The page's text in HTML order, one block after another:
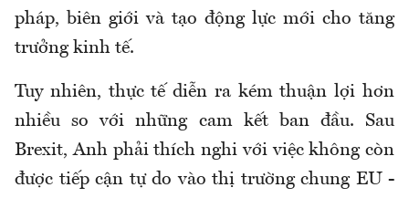
pháp, biên giới và tạo động lực mới cho tăng
trưởng kinh tế.
Tuy nhiên, thực tế diễn ra kém thuận lợi hơn
nhiều so với những cam kết ban đầu. Sau
Brexit, Anh phải thích nghi với việc không còn
được tiếp cận tự do vào thị trường chung EU -